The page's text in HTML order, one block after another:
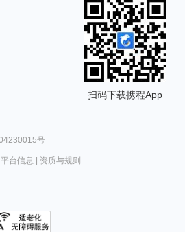
扫码下载携程App
号
平台信息 资质与规则